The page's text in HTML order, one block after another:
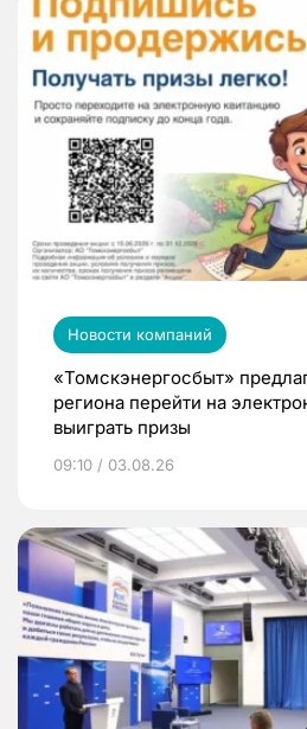
Новости компаний
«Томскэнергосбыт»
региона перейти на
выиграть призы
09:10 / 03.08.26